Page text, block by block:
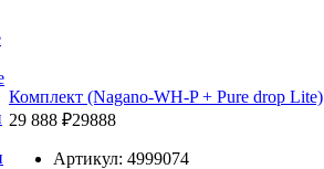
Комплект (Nagano-WH-P + Pure drop Lite)
29 888 ₽29888
Артикул: 4999074